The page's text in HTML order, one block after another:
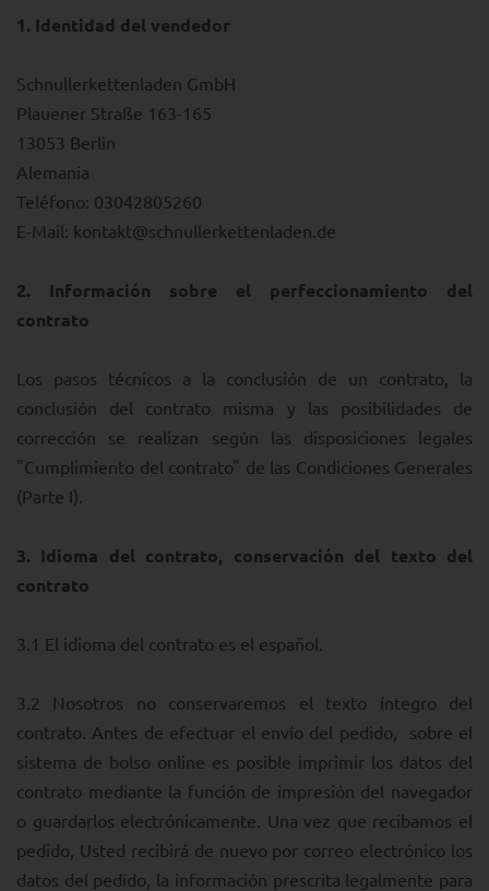
1. Identidad del vendedor
Schnullerkettenladen GmbH
Plauener Straße 163-165
13053 Berlin
Alemania
Teléfono: 03042805260
E-Mail: kontakt@schnullerkettenladen.de
2. Información sobre el perfeccionamiento del
contrato
Los pasos técnicos a la conclusión de un contrato, la
conclusión del contrato misma y las posibilidades de
corrección se realizan según las disposiciones legales
"Cumplimiento del contrato" de las Condiciones Generales
(Parte I).
3. Idioma del contrato, conservación del texto del
contrato
3.1 El idioma del contrato es el español.
3.2 Nosotros no conservaremos el texto íntegro del
contrato. Antes de efectuar el envío del pedido, sobre el
sistema de bolso online es posible imprimir los datos del
contrato mediante la función de impresión del navegador
o guardarlos electrónicamente. Una vez que recibamos el
pedido, Usted recibirá de nuevo por correo electrónico los
datos del pedido, la información prescrita legalmente para